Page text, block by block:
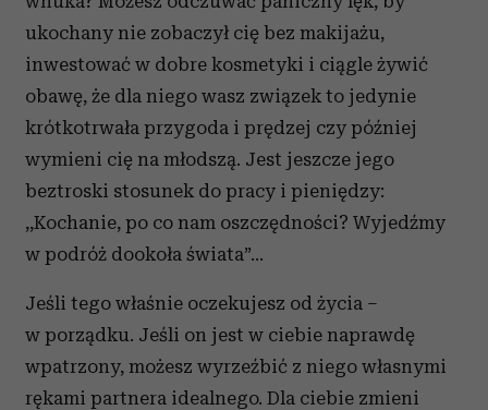
otrzymanymi od Ciebie lub uzyskanymi podczas
korzystania z ich usług.
ukochany nie zobaczył cię bez makijażu,
inwestować w dobre kosmetyki i ciągle żywić
obawę, że dla niego wasz związek to jedynie
krótkotrwała przygoda i prędzej czy później
wymieni cię na młodszą. Jest jeszcze jego
beztroski stosunek do pracy i pieniędzy:
,,Kochanie, po co nam oszczędności? Wyjedźmy
w podróż dookoła świata”…
Jeśli tego właśnie oczekujesz od życia –
w porządku. Jeśli on jest w ciebie naprawdę
wpatrzony, możesz wyrzeźbić z niego własnymi
rękami partnera idealnego. Dla ciebie zmieni